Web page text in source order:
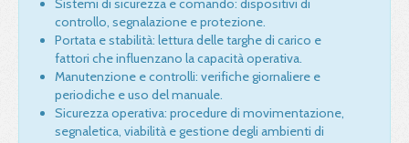
Sistemi di sicurezza e comando: dispositivi di
controllo, segnalazione e protezione.
Portata e stabilità: lettura delle targhe di carico e
fattori che influenzano la capacità operativa.
Manutenzione e controlli: verifiche giornaliere e
periodiche e uso del manuale.
Sicurezza operativa: procedure di movimentazione,
segnaletica, viabilità e gestione degli ambienti di